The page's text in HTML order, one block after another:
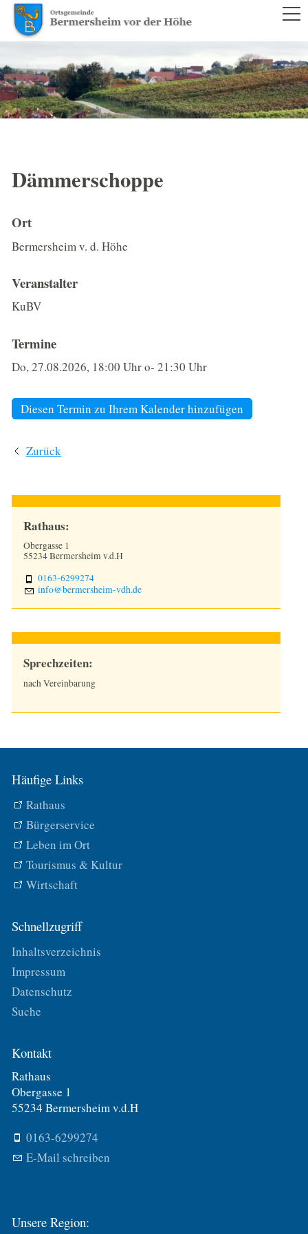
RATHAUS
BÜRGERSERVICE
LEBEN IM ORT
SENIORENKREIS
SCHULEN UND KINDERGÄRTEN
DORFMODERATION
GESCHICHTE DES ORTES
TOURISMUS & KULTUR
Dämmerschoppe
Ort
Bermersheim v. d. Höhe
Veranstalter
KuBV
Termine
Do, 27.08.2026, 18:00 Uhro- 21:30 Uhr
Diesen Termin zu Ihrem Kalender hinzufügen
Zurück
Rathaus:
Obergasse 1
55234 Bermersheim v.d.H
0163-6299274
nf
b rm rsh m-vdhd
Sprechzeiten:
nach Vereinbarung
Häufige Links
Rathaus
Bürgerservice
Leben im Ort
Tourismus & Kultur
Wirtschaft
Schnellzugriff
Inhaltsverzeichnis
Impressum
Datenschutz
Suche
Kontakt
Rathaus
Obergasse 1
55234 Bermersheim v.d.H
0163-6299274
E-Mail schreiben
Unsere Region: